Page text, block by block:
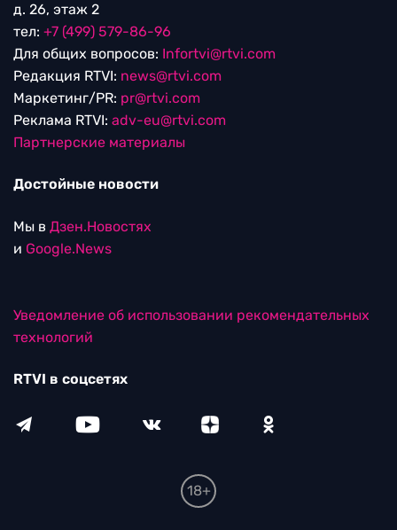
д. 26, этаж 2
тел: +7 (499) 579-86-96
Для общих вопросов: Infortvi@rtvi.com
Редакция RTVI: news@rtvi.com
Маркетинг/PR: pr@rtvi.com
Реклама RTVI: adv-eu@rtvi.com
Партнерские материалы
Достойные новости
Мы в Дзен.Новостях
и Google.News
Уведомление об использовании рекомендательных
технологий
RTVI в соцсетях
18+